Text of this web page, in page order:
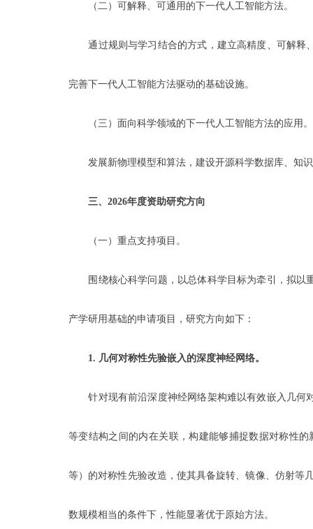
（二）可解释、可通用的下一代人工智能方法。
通过规则与学习结合的方式，建立高精度、可解释
完善下一代人工智能方法驱动的基础设施。
（三）面向科学领域的下一代人工智能方法的应用。
发展新物理模型和算法，建设开源科学数据库、知识
三、2026年度资助研究方向
（一）重点支持项目。
围绕核心科学问题，以总体科学目标为牵引，拟以
产学研用基础的申请项目，研究方向如下：
1. 几何对称性先验嵌入的深度神经网络。
针对现有前沿深度神经网络架构难以有效嵌入几何
等变结构之间的内在关联，构建能够捕捉数据对称性
等）的对称性先验改造，使其具备旋转、镜像、仿射等
数规模相当的条件下，性能显著优于原始方法。